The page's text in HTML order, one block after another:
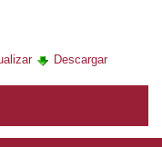
Descargar